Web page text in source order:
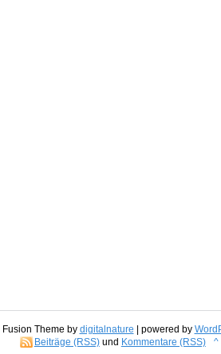
Fusion Theme by digitalnature | powered by
Beiträge (RSS)und Kommentare (RSS) ^